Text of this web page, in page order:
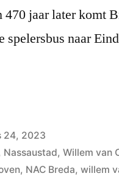
470 jaar later komt
spelersbus naar
24, 2023
Nassaustad,Willem van
, NAC Breda,willem